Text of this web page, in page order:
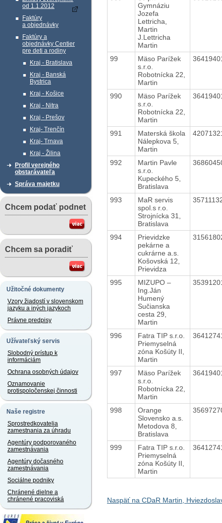
od 1.1.2012
Faktúry
a objednávky
Faktúry a
objednávky Centier
pre deti a rodiny
Kraj - Bratislava
Kraj - Banská
Bystrica
Kraj - Košice
Kraj - Nitra
Kraj - Prešov
Kraj- Trenčín
Kraj- Trnava
Kraj - Žilina
Profil verejného
obstarávateľa
Správa majetku
Chcem podať podnet
Chcem sa poradiť
Užitočné dokumenty
Vzory žiadostí v slovenskom
jazyku a iných jazykoch
Právne predpisy
Užívateľský servis
Slobodný prístup k
informáciám
Ochrana osobných údajov
Oznamovanie
protispoločenskej činnosti
Naše registre
Sprostredkovatelia
zamestnania za úhradu
Agentúry podporovaného
zamestnávania
Agentúry dočasného
zamestnávania
Sociálne podniky
Chránené dielne a
chránené pracoviská
Gymnáziu
Jozefa
Lettricha,
Martin
J.Lettricha
Martin
99
Mäso Parížek
s.r.o.
Robotnícka 22,
Martin
990
Mäso Parížek
s.r.o.
Robotnícka 22,
Martin
991
Materská škola
Nálepkova 5,
Martin
992
Martin Pavle
s.r.o.
Kupeckého 5,
Bratislava
993
MaR servis
spol.s r.o.
Strojnícka 31,
Bratislava
994
Prievidzke
pekárne a
cukrárne a.s.
Košovská 12,
Prievidza
995
MIZUPO –
Ing.Ján
Humený
Sučianska
cesta 29,
Martin
996
Fatra TIP s.r.o.
Priemyselná
zóna Košúty II,
Martin
997
Mäso Parížek
s.r.o.
Robotnícka 22,
Martin
998
Orange
Slovensko a.s.
Metodova 8,
Bratislava
999
Fatra TIP s.r.o.
Priemyselná
zóna Košúty II,
Martin
Naspäť na CDaR Martin,